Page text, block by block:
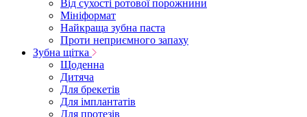
Від сухості ротової порожнини
Мініформат
Найкраща зубна паста
Проти неприємного запаху
Зубна щітка
Щоденна
Дитяча
Для брекетів
Для імплантатів
Для протезів